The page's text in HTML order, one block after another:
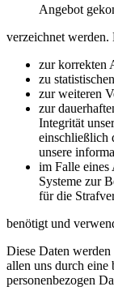
Angebot
verzeichnet werden.
zur korrekten
zu
zur weiteren
zur
Integrität
einschließlich
unsere
im Falle eines
Systeme zur
für die
benötigt und
Diese Daten
allen uns durch eine
personenbezogen